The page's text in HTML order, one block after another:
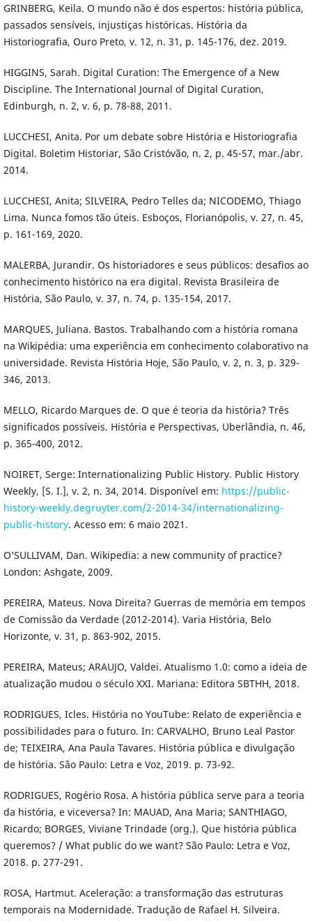
GRINBERG, Keila. O mundo não é dos espertos: história pública,
passados sensíveis, injustiças históricas. História da
Historiografia, Ouro Preto, v. 12, n. 31, p. 145-176, dez. 2019.
HIGGINS, Sarah. Digital Curation: The Emergence of a New
Discipline. The International Journal of Digital Curation,
Edinburgh, n. 2, v. 6, p. 78-88, 2011.
LUCCHESI, Anita. Por um debate sobre História e Historiografia
Digital. Boletim Historiar, São Cristóvão, n. 2, p. 45-57, mar./abr.
2014.
LUCCHESI, Anita; SILVEIRA, Pedro Telles da; NICODEMO, Thiago
Lima. Nunca fomos tão úteis. Esboços, Florianópolis, v. 27, n. 45,
p. 161-169, 2020.
MALERBA, Jurandir. Os historiadores e seus públicos: desafios ao
conhecimento histórico na era digital. Revista Brasileira de
História, São Paulo, v. 37, n. 74, p. 135-154, 2017.
MARQUES, Juliana. Bastos. Trabalhando com a história romana
na Wikipédia: uma experiência em conhecimento colaborativo na
universidade. Revista História Hoje, São Paulo, v. 2, n. 3, p. 329-
346, 2013.
MELLO, Ricardo Marques de. O que é teoria da história? Três
significados possíveis. História e Perspectivas, Uberlândia, n. 46,
p. 365-400, 2012.
NOIRET, Serge: Internationalizing Public History. Public History
Weekly, [S. I.], v. 2, n. 34, 2014. Disponível em: https://public-
history-weekly.degruyter.com/2-2014-34/internationalizing-
public-history. Acesso em: 6 maio 2021.
O’SULLIVAM, Dan. Wikipedia: a new community of practice?
London: Ashgate, 2009.
PEREIRA, Mateus. Nova Direita? Guerras de memória em tempos
de Comissão da Verdade (2012-2014). Varia História, Belo
Horizonte, v. 31, p. 863-902, 2015.
PEREIRA, Mateus; ARAUJO, Valdei. Atualismo 1.0: como a ideia de
atualização mudou o século XXI. Mariana: Editora SBTHH, 2018.
RODRIGUES, Icles. História no YouTube: Relato de experiência e
possibilidades para o futuro. In: CARVALHO, Bruno Leal Pastor
de; TEIXEIRA, Ana Paula Tavares. História pública e divulgação
de história. São Paulo: Letra e Voz, 2019. p. 73-92.
RODRIGUES, Rogério Rosa. A história pública serve para a teoria
da história, e viceversa? In: MAUAD, Ana Maria; SANTHIAGO,
Ricardo; BORGES, Viviane Trindade (org.). Que história pública
queremos? / What public do we want? São Paulo: Letra e Voz,
2018. p. 277-291.
ROSA, Hartmut. Aceleração: a transformação das estruturas
temporais na Modernidade. Tradução de Rafael H. Silveira.